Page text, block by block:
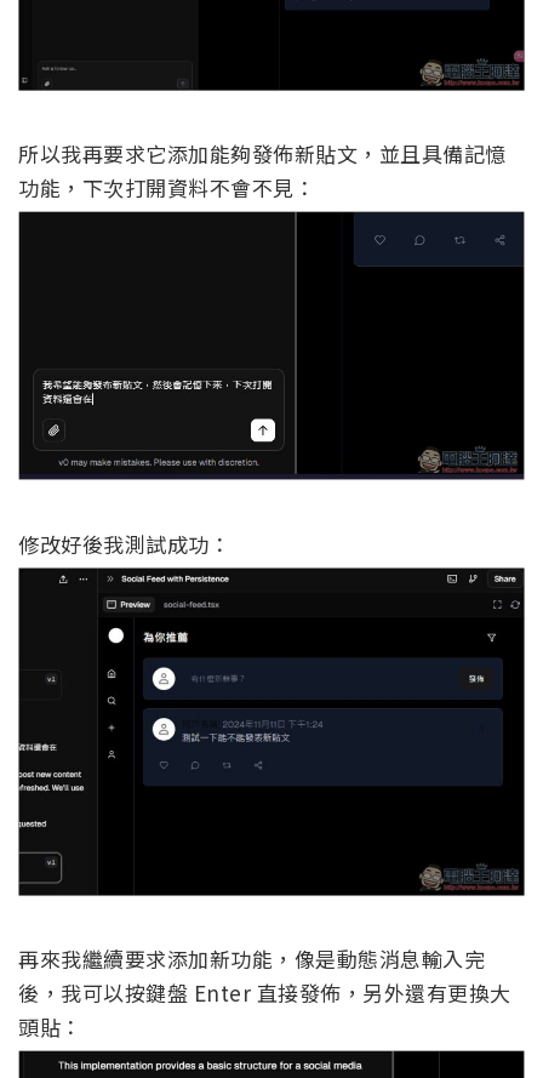
所以我再要求它添加能夠發佈新貼文，並且具備記憶
功能，下次打開資料不會不見：
修改好後我測試成功：
再來我繼續要求添加新功能，像是動態消息輸入完
後，我可以按鍵盤 Enter 直接發佈，另外還有更換大
頭貼：